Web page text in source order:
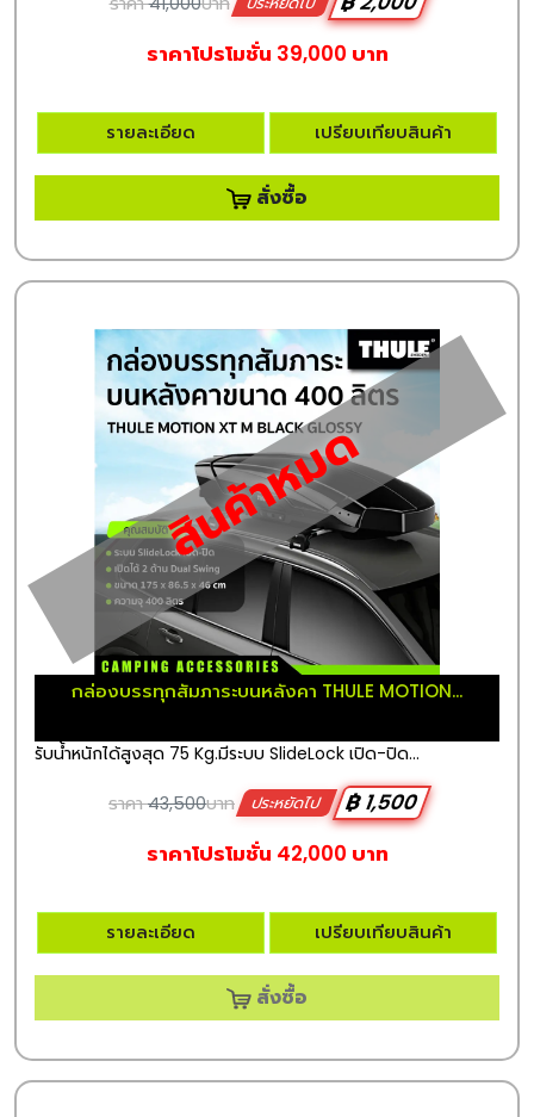
ราคาโปรโมชั่น 39,000 บาท
รายละเอียด เปรียบเทียบสินค้า
สั่งซื้อ
สินค้าหมด
กล่องบรรทุกสัมภาระบนหลังคา THULE MOTION...
รับน้ำหนักได้สูงสุด 75 Kg.มีระบบ SlideLock เปิด-ปิด...
ราคา43,500บาท ประหยัดไป
฿ 1,500
ราคาโปรโมชั่น 42,000 บาท
รายละเอียด เปรียบเทียบสินค้า
สั่งซื้อ